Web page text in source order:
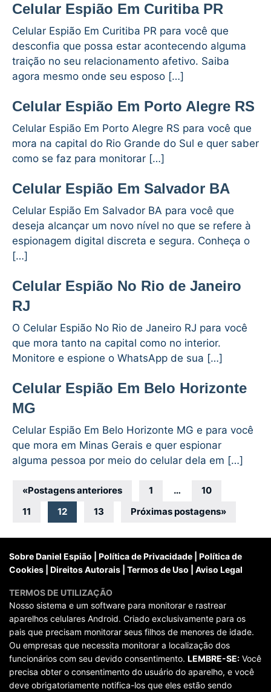
Celular Espião Em Curitiba PR
Celular Espião Em Curitiba PR para você que
desconfia que possa estar acontecendo alguma
traição no seu relacionamento afetivo. Saiba
agora mesmo onde seu esposo […]
Celular Espião Em Porto Alegre RS
Celular Espião Em Porto Alegre RS para você que
mora na capital do Rio Grande do Sul e quer saber
como se faz para monitorar […]
Celular Espião Em Salvador BA
Celular Espião Em Salvador BA para você que
deseja alcançar um novo nível no que se refere à
espionagem digital discreta e segura. Conheça o
[…]
Celular Espião No Rio de Janeiro
RJ
O Celular Espião No Rio de Janeiro RJ para você
que mora tanto na capital como no interior.
Monitore e espione o WhatsApp de sua […]
Celular Espião Em Belo Horizonte
MG
Celular Espião Em Belo Horizonte MG e para você
que mora em Minas Gerais e quer espionar
alguma pessoa por meio do celular dela em […]
Navegação
por
posts
«Postagens anteriores 1 …
10
11
12 13 Próximas postagens»
Sobre Daniel Espião Política de Privacidade
Política de
Cookies
Direitos Autorais Termos de Uso Aviso Legal
TERMOS DE UTILIZAÇÃO
Nosso sistema e um software para monitorar e rastrear
aparelhos celulares Android. Criado exclusivamente para os
pais que precisam monitorar seus filhos de menores de idade.
Ou empresas que necessita monitorar a localização dos
funcionários com seu devido consentimento. LEMBRE-SE: Você
precisa obter o consentimento do usuário do aparelho, e você
deve obrigatoriamente notifica-los que eles estão sendo